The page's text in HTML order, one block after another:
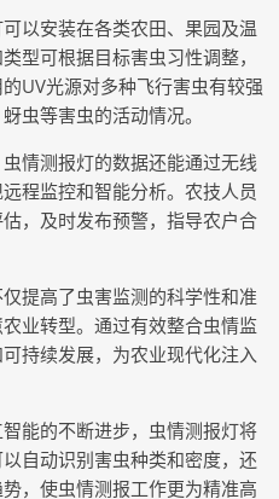
以安装在各类农田、果园及温
型可根据目标害虫习性调整，
UV光源对多种飞行害虫有较强
虫等害虫的活动情况。
情测报灯的数据还能通过无线
程监控和智能分析。农技人员
，及时发布预警，指导农户合
提高了虫害监测的科学性和准
业转型。通过有效整合虫情监
持续发展，为农业现代化注入
能的不断进步，虫情测报灯将
自动识别害虫种类和密度，还
，使虫情测报工作更为精准高